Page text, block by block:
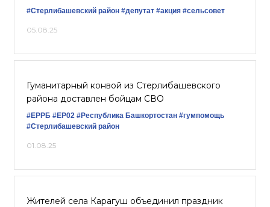
#Стерлибашевский район #депутат #акция #сельсовет
05.08.25
Гуманитарный конвой из Стерлибашевского
района доставлен бойцам СВО
#ЕРРБ #ЕР02 #Республика Башкортостан #гумпомощь
#Стерлибашевский район
01.08.25
Жителей села Карагуш объединил праздник